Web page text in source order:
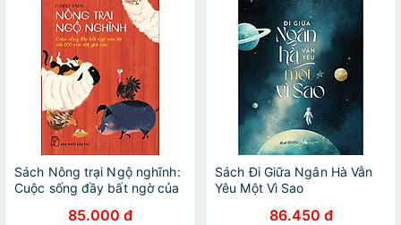
Sách Nông trại Ngộ nghĩnh:
Cuộc sống đầy bất ngờ của
85.000 đ
Sách Đi Giữa Ngân Hà Vẫn
Yêu Một Vì Sao
86.450 đ